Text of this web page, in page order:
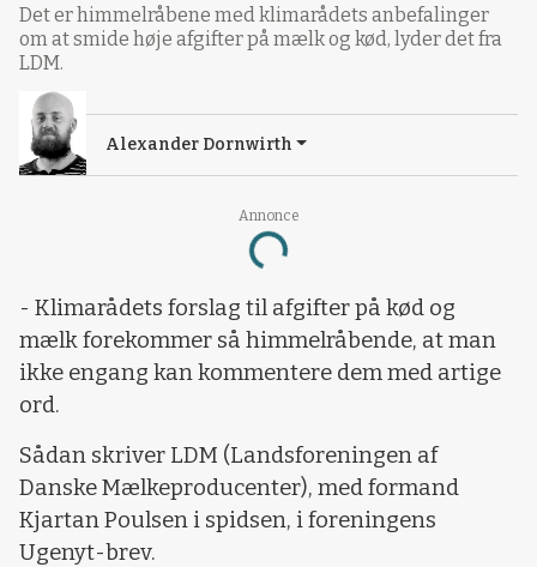
Annonce
Loading...
Det er himmelråbene med klimarådets anbefalinger
om at smide høje afgifter på mælk og kød, lyder det fra
LDM.
Alexander Dornwirth
- Klimarådets forslag til afgifter på kød og
mælk forekommer så himmelråbende, at man
ikke engang kan kommentere dem med artige
ord.
Sådan skriver LDM (Landsforeningen af
Danske Mælkeproducenter), med formand
Kjartan Poulsen i spidsen, i foreningens
Ugenyt-brev.